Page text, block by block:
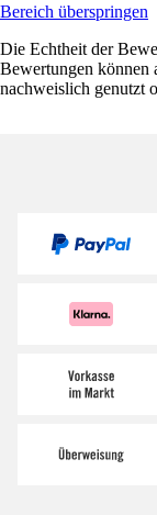
Bereich überspringen
Die Echtheit der
Bewertungen können
nachweislich genutzt